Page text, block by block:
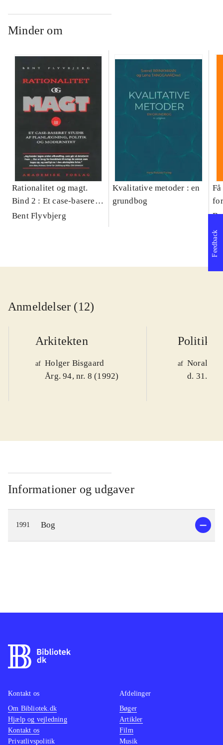
Minder om
Rationalitet og magt.
Bind 2 : Et case-baseret
studie af planlægning,
Bent Flyvbjerg
Kvalitative metoder : en
grundbog
Anmeldelser (12)
Arkitekten
af Holger Bisgaard
Årg. 94, nr. 8 (1992)
Politiken
af Noralv
d. 31.
Informationer og udgaver
1991 Bog
Feedback
Kontakt os
Om Bibliotek.dk
Hjælp og vejledning
Kontakt os
Privatlivspolitik
Afdelinger
Bøger
Artikler
Film
Musik